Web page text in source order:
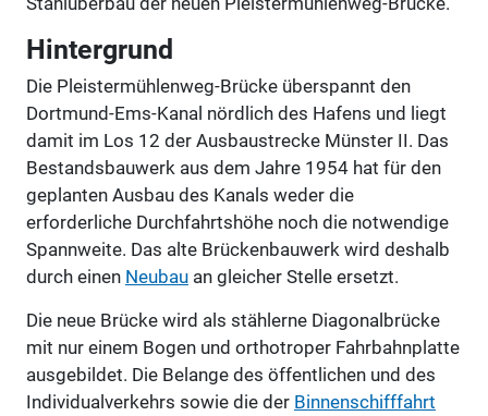
Hintergrund
Die Pleistermühlenweg-Brücke überspannt den
Dortmund-Ems-Kanal nördlich des Hafens und liegt
damit im Los 12 der Ausbaustrecke Münster II. Das
Bestandsbauwerk aus dem Jahre 1954 hat für den
geplanten Ausbau des Kanals weder die
erforderliche Durchfahrtshöhe noch die notwendige
Spannweite. Das alte Brückenbauwerk wird deshalb
durch einen Neubauan gleicher Stelle ersetzt.
Die neue Brücke wird als stählerne Diagonalbrücke
mit nur einem Bogen und orthotroper Fahrbahnplatte
ausgebildet. Die Belange des öffentlichen und des
Individualverkehrs sowie die der Binnenschifffahrt